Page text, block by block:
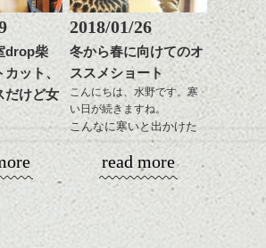
ハンサムショート／ヘッド
スパ／伸びても目立たない
ヘアカラー/ハイライト/ダブ
ルカラー/髪質改善/TOKIOト
ナーカラー/イルミナカラー/
相談して
ます
か？
ひきつづきミニマムヘア
で、
今回はマッシュ(っぽい!)
ショートカットの話。
drop柴
ット、
だけど女
か
2018/01/26
冬から春に向けてのオ
ススメショート
こんにちは、水野です。寒
い日が続きますね。
こんなに寒いと出かけた
くなくなります。
なのでおうちで暖かくし
てまったりと過ごす冬
に、そしてこれからの春
をご紹介。
read more